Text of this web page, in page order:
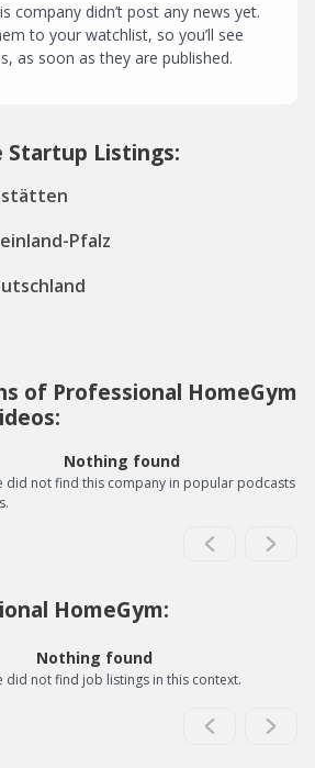
company didn’t post any news yet.
to your watchlist, so you’ll see
as soon as they are published.
Startup Listings:
Pfalz
of Professional HomeGym
Nothing found
did not find this company in popular podcasts
HomeGym:
Nothing found
did not find job listings in this context.